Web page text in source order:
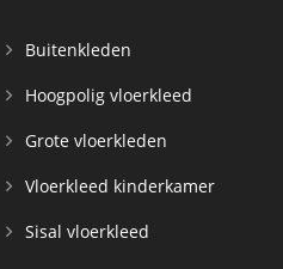
Buitenkleden
Hoogpolig vloerkleed
Grote vloerkleden
Vloerkleed kinderkamer
Sisal vloerkleed